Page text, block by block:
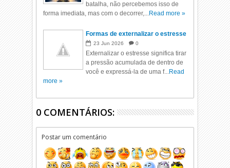
batalha, não percebemos isso de
forma imediata, mas com o decorrer,...Read more »
Formas de externalizar o estresse
23 Jun 2026 0
Externalizar o estresse significa tirar
a pressão acumulada de dentro de
você e expressá-la de uma f...Read
more »
0 COMENTÁRIOS:
Postar um comentário